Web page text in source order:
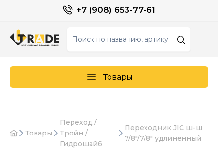
+7 (908) 653-77-61
Товары
Товары
Переход./
Тройн./
Гидрошайб
Переходник JIC ш-ш
7/8"/7/8" удлиненный